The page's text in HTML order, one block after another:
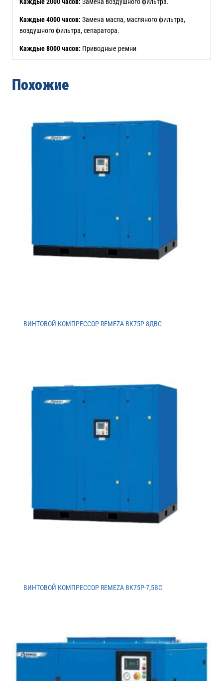
Каждые 2000 часов: Замена воздушного фильтра.
Каждые 4000 часов: Замена масла, масляного фильтра,
воздушного фильтра, сепаратора.
Каждые 8000 часов: Приводные ремни
Похожие
ВИНТОВОЙ КОМПРЕССОР REMEZA ВК75Р-8ДВС
ВИНТОВОЙ КОМПРЕССОР REMEZA ВК75Р-7,5ВС